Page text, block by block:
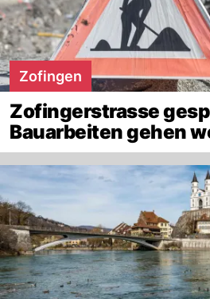
Zofingen
Zofingerstrasse
Bauarbeiten gehen